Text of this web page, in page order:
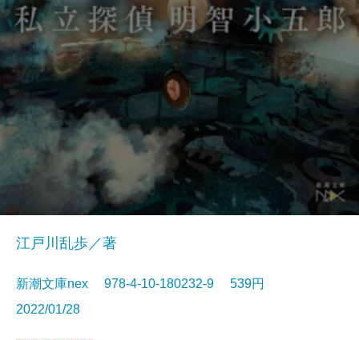
江戸川乱歩／著
新潮文庫nex 978-4-10-180232-9 539円
2022/01/28